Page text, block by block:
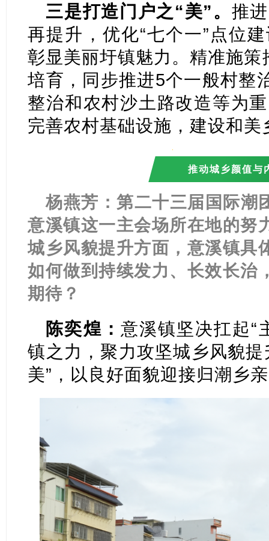
三是打造门户之“美”。 推
再提升，优化“七个一”点位
彰显美丽圩镇魅力。精准施
培育，同步推进5个一般村整
整治和农村沙土路改造等为
完善农村基础设施，建设和美
推动城乡颜值与
杨燕芳：第二十三届国际潮
意溪镇这一主会场所在地的努
城乡风貌提升方面，意溪镇具
如何做到持续发力、长效长治
期待？
陈奕煌： 意溪镇坚决扛起“
镇之力，聚力攻坚城乡风貌
美”，以良好面貌迎接归潮乡